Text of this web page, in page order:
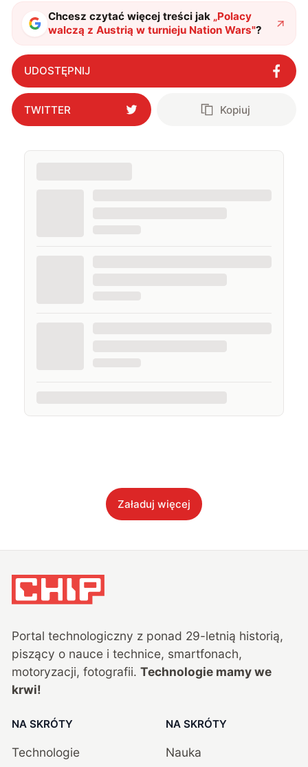
Chcesz czytać więcej treści jak „Polacy
walczą z Austrią w turnieju Nation Wars"?
UDOSTĘPNIJ
TWITTER Kopiuj
Załaduj więcej
Portal technologiczny z ponad 29-letnią historią,
piszący o nauce i technice, smartfonach,
motoryzacji, fotografii. Technologie mamy we
krwi!
NA SKRÓTY
Technologie
NA SKRÓTY
Nauka